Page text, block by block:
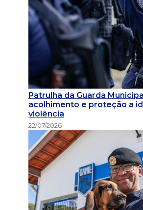
Patrulha da Guarda
acolhimento e proteção a
violência
22/07/2026